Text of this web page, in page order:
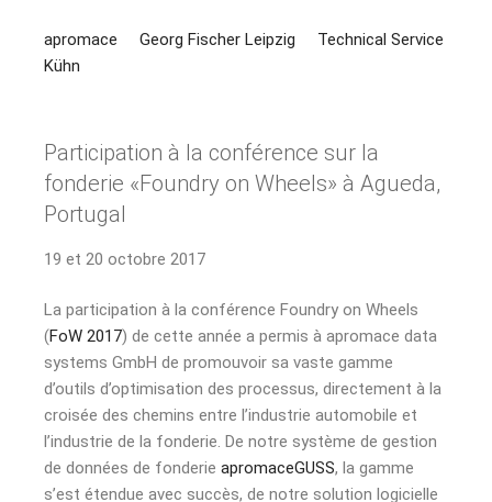
apromace Georg Fischer Leipzig
Technical Service
Kühn
Participation à la conférence sur la
fonderie «Foundry on Wheels» à Agueda,
Portugal
19 et 20 octobre 2017
La participation à la conférence Foundry on Wheels
(FoW 2017) de cette année a permis à apromace data
systems GmbH de promouvoir sa vaste gamme
d’outils d’optimisation des processus, directement à la
croisée des chemins entre l’industrie automobile et
l’industrie de la fonderie. De notre système de gestion
de données de fonderie apromaceGUSS, la gamme
s’est étendue avec succès, de notre solution logicielle